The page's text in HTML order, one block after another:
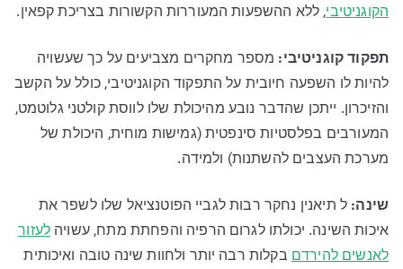
הקוגניטיבי, ללא ההשפעות המעוררות הקשורות בצריכת קפאין.
תפקוד קוגניטיבי: מספר מחקרים מצביעים על כך שעשויה
להיות לו השפעה חיובית על התפקוד הקוגניטיבי, כולל על הקשב
והזיכרון. ייתכן שהדבר נובע מהיכולת שלו לווסת קולטני גלוטמט,
המעורבים בפלסטיות סינפטית (גמישות מוחית, היכולת של
מערכת העצבים להשתנות) ולמידה.
שינה: ל תיאנין נחקר רבות לגביי הפוטנציאל שלו לשפר את
איכות השינה. יכולתו לגרום הרפיה והפחתת מתח, עשויה לעזור
לאנשים להירדם בקלות רבה יותר ולחוות שינה טובה ואיכותית